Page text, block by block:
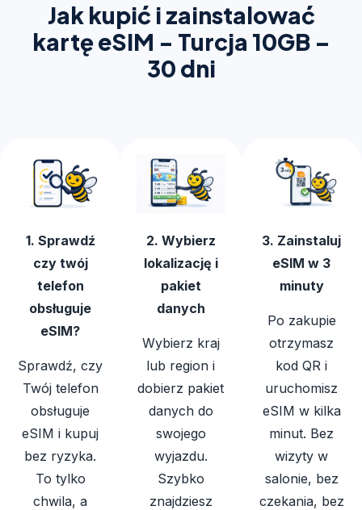
Jak kupić i zainstalować
kartę eSIM - Turcja 10GB –
30 dni
1. Sprawdź
czy twój
telefon
obsługuje
eSIM?
Sprawdź, czy
Twój telefon
obsługuje
eSIM i kupuj
bez ryzyka.
To tylko
chwila, a
2. Wybierz
lokalizację i
pakiet
danych
Wybierz kraj
lub region i
dobierz pakiet
danych do
swojego
wyjazdu.
Szybko
znajdziesz
3. Zainstaluj
eSIM w 3
minuty
Po zakupie
otrzymasz
kod QR i
uruchomisz
eSIM w kilka
minut. Bez
wizyty w
salonie, bez
czekania, bez